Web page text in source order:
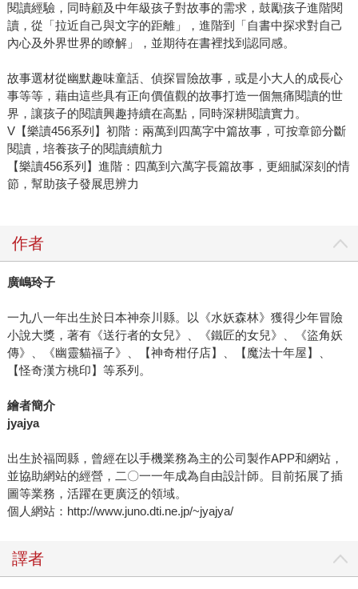
閱讀經驗，同時顧及中年級孩子對故事的需求，鼓勵孩子進階閱
讀，從「拉近自己與文字的距離」，進階到「自書中探求對自己
內心及外界世界的瞭解」，並期待在書裡找到認同感。
故事選材從幽默趣味童話、偵探冒險故事，或是小大人的成長心
事等等，藉由這些具有正向價值觀的故事打造一個無痛閱讀的世
界，讓孩子的閱讀興趣持續在高點，同時深耕閱讀實力。
V【樂讀456系列】初階：兩萬到四萬字中篇故事，可按章節分斷
閱讀，培養孩子的閱讀續航力
【樂讀456系列】進階：四萬到六萬字長篇故事，更細膩深刻的情
節，幫助孩子發展思辨力
作者
廣嶋玲子
一九八一年出生於日本神奈川縣。以《水妖森林》獲得少年冒險
小說大獎，著有《送行者的女兒》、《鐵匠的女兒》、《盜角妖
傳》、《幽靈貓福子》、【神奇柑仔店】、【魔法十年屋】、
【怪奇漢方桃印】等系列。
繪者簡介
jyajya
出生於福岡縣，曾經在以手機業務為主的公司製作APP和網站，
並協助網站的經營，二〇一一年成為自由設計師。目前拓展了插
圖等業務，活躍在更廣泛的領域。
個人網站：http://www.juno.dti.ne.jp/~jyajya/
譯者